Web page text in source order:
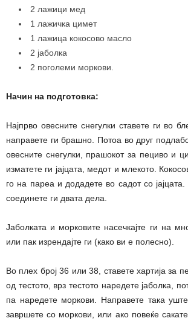
2 лажици мед
1 лажичка цимет
1 лажица кокосово масло
2 јаболка
2 поголеми моркови.
Начин на подготовка:
Најпрво овесните снегулки ставете ги во
направете ги брашно. Потоа во друг
овесните снегулки, прашокот за пециво и
изматете ги јајцата, медот и млекото.
го на пареа и додадете во садот со
соединете ги двата дела.
Јаболката и морковите насечкајте ги на
или пак изрендајте ги (како ви е полесно).
Во плех број 36 или 38, ставете хартија за
од тестото, врз тестото наредете јаболка,
па наредете моркови. Направете така
завршете со моркови, или ако повеќе